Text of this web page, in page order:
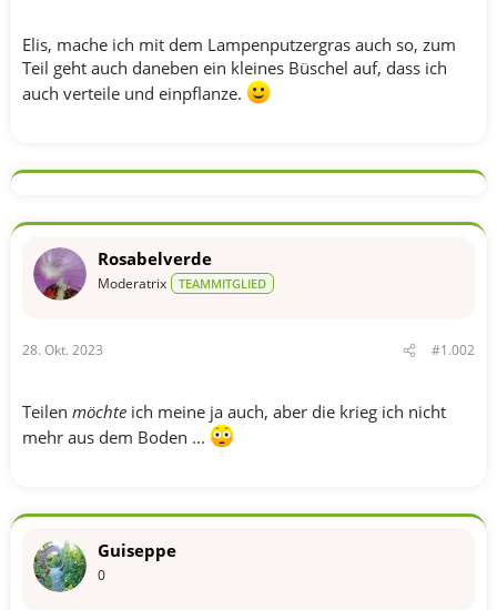
Elis, mache ich mit dem Lampenputzergras auch so, zum
Teil geht auch daneben ein kleines Büschel auf, dass ich
auch verteile und einpflanze.
Rosabelverde
Moderatrix TEAMMITGLIED
28. Okt. 2023 #1.002
Teilen möchte ich meine ja auch, aber die krieg ich nicht
mehr aus dem Boden ...
Guiseppe
0